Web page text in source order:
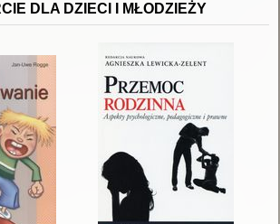
DLA DZIECI I MŁODZIEŻY